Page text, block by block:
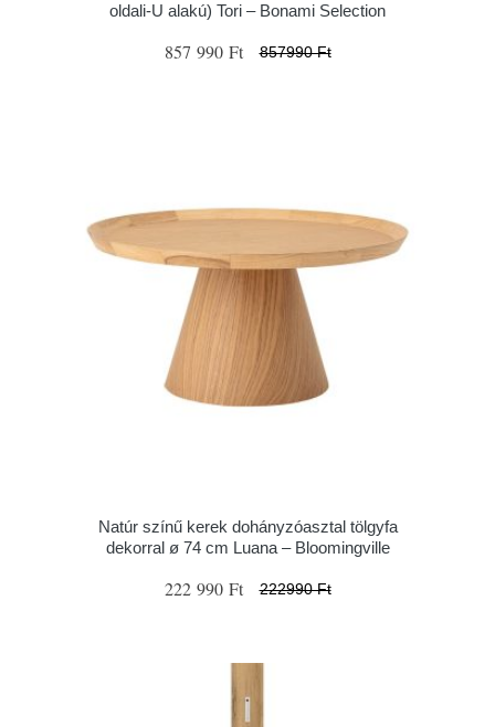
oldali-U alakú) Tori – Bonami Selection
857 990 Ft 857990 Ft
Natúr színű kerek dohányzóasztal tölgyfa
dekorral ø 74 cm Luana – Bloomingville
222 990 Ft 222990 Ft